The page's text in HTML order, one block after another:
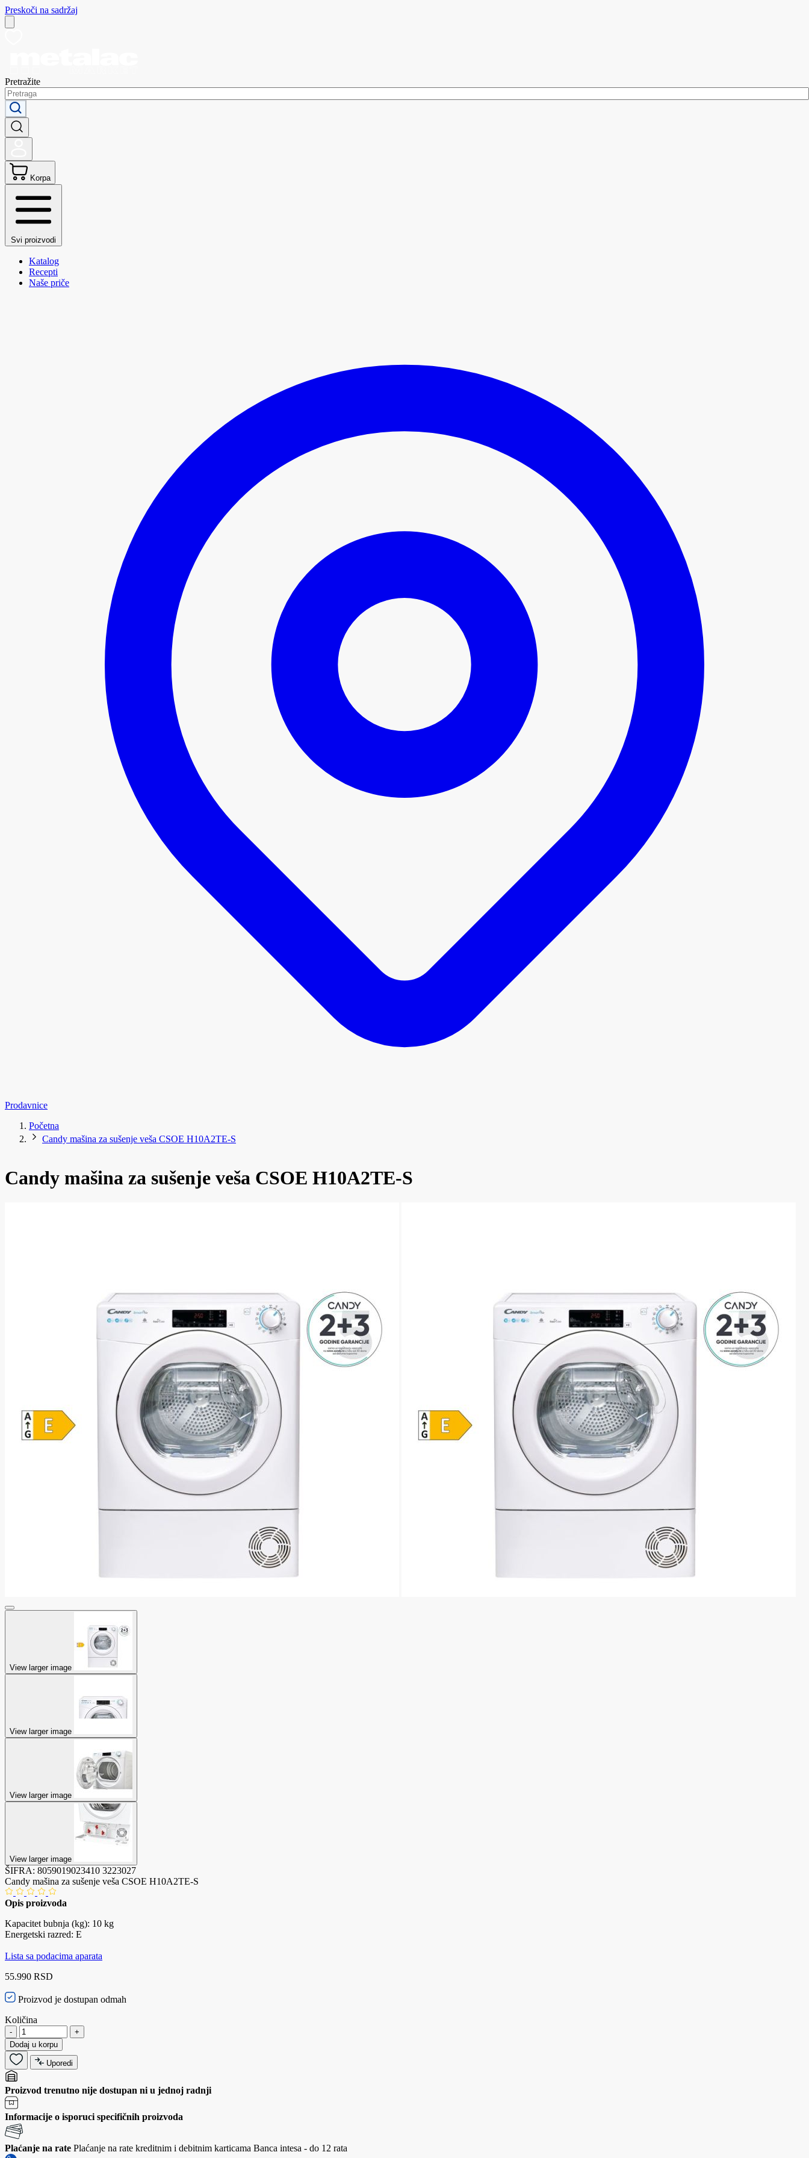
Preskoči na sadržaj
Pretražite
Korpa
Svi proizvodi
Katalog
Recepti
Naše priče
Prodavnice
Početna
Candy mašina za sušenje veša CSOE H10A2TE-S
Candy mašina za sušenje veša CSOE H10A2TE-S
View larger image
View larger image
View larger image
View larger image
ŠIFRA: 8059019023410 3223027
Candy mašina za sušenje veša CSOE H10A2TE-S
Opis proizvoda
Kapacitet bubnja (kg): 10 kg
Energetski razred: E
Lista sa podacima aparata
55.990 RSD
Proizvod je dostupan odmah
Količina
-
+
Dodaj u korpu
Uporedi
Proizvod trenutno nije dostupan ni u jednoj radnji
Informacije o isporuci specifičnih proizvoda
Plaćanje na rate Plaćanje na rate kreditnim i debitnim karticama Banca intesa - do 12 rata